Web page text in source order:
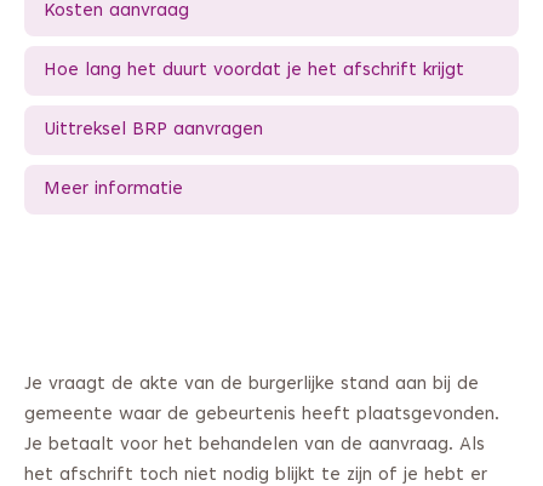
Kosten aanvraag
Hoe lang het duurt voordat je het afschrift krijgt
Uittreksel BRP aanvragen
Meer informatie
Je vraagt de akte van de burgerlijke stand aan bij de
gemeente waar de gebeurtenis heeft plaatsgevonden.
Je betaalt voor het behandelen van de aanvraag. Als
het afschrift toch niet nodig blijkt te zijn of je hebt er